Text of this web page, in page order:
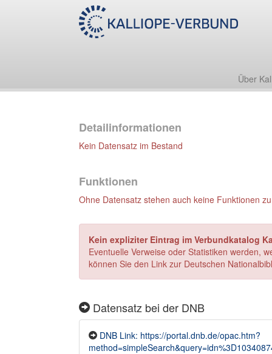
Über
Detailinformationen
Kein Datensatz im Bestand
Funktionen
Ohne Datensatz stehen auch keine Funktionen
Kein expliziter Eintrag im Verbundkatalog
Eventuelle Verweise oder Statistiken werden,
können Sie den Link zur Deutschen
Datensatz bei der DNB
DNB Link: https://portal.dnb.de/opac.htm?